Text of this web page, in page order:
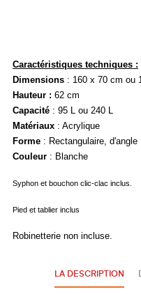
Caractéristiques techniques :
Dimensions : 160 x 70 cm ou
Hauteur : 62 cm
Capacité : 95 L ou 240 L
Matériaux : Acrylique
Forme : Rectangulaire, d'angle
Couleur : Blanche
Syphon et bouchon clic-clac inclus.
Pied et tablier inclus
Robinetterie non incluse.
LA DESCRIPTION